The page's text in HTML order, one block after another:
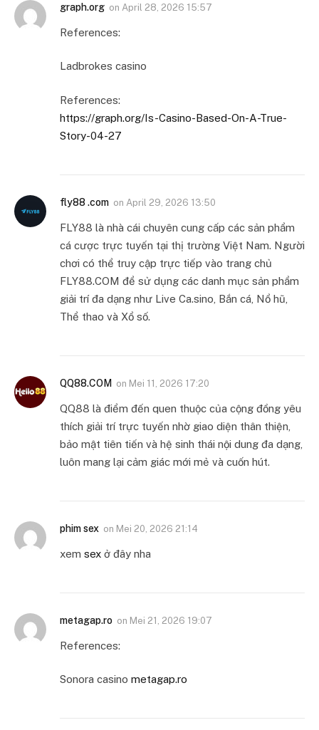
graph.org on April 28, 2026 15:57
References:
Ladbrokes casino
References:
https://graph.org/Is-Casino-Based-On-A-True-
Story-04-27
fly88 .com on April 29, 2026 13:50
FLY88 là nhà cái chuyên cung cấp các sản phẩm
cá cược trực tuyến tại thị trường Việt Nam. Người
chơi có thể truy cập trực tiếp vào trang chủ
FLY88.COM để sử dụng các danh mục sản phẩm
giải trí đa dạng như Live Ca.sino, Bắn cá, Nổ hũ,
Thể thao và Xổ số.
QQ88.COM on Mei 11, 2026 17:20
QQ88 là điểm đến quen thuộc của cộng đồng yêu
thích giải trí trực tuyến nhờ giao diện thân thiện,
bảo mật tiên tiến và hệ sinh thái nội dung đa dạng,
luôn mang lại cảm giác mới mẻ và cuốn hút.
phim sex on Mei 20, 2026 21:14
xem sex ở đây nha
metagap.ro on Mei 21, 2026 19:07
References:
Sonora casino metagap.ro